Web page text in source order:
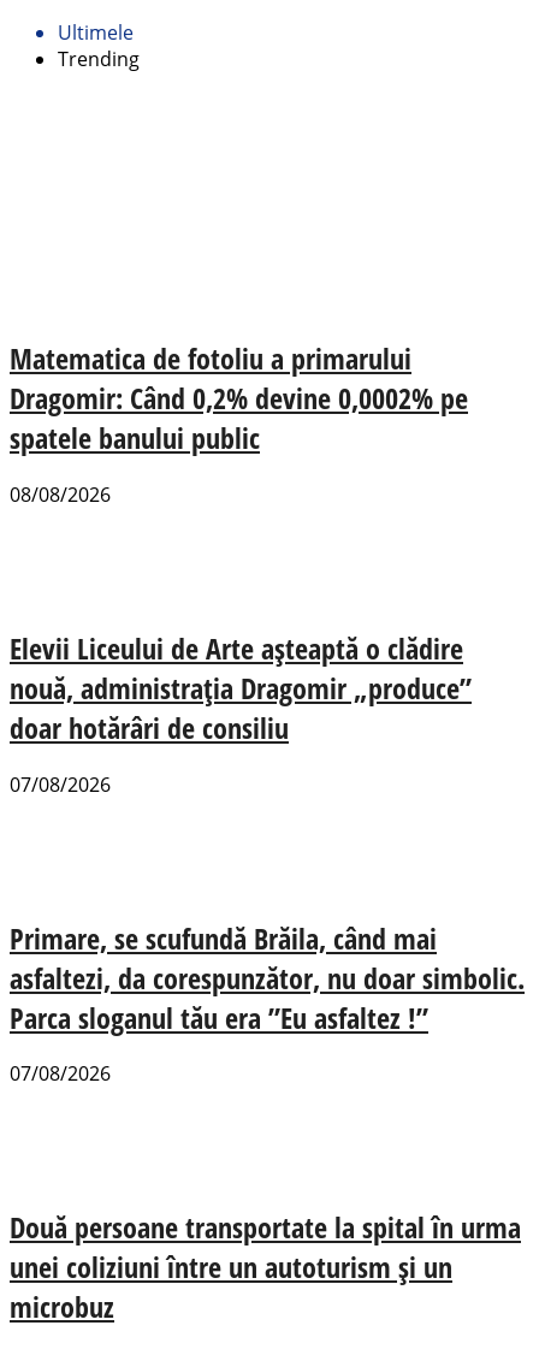
Ultimele
Trending
Matematica de fotoliu a primarului
Dragomir: Când 0,2% devine 0,0002% pe
spatele banului public
08/08/2026
Elevii Liceului de Arte așteaptă o clădire
nouă, administrația Dragomir „produce”
doar hotărâri de consiliu
07/08/2026
Primare, se scufundă Brăila, când mai
asfaltezi, da corespunzător, nu doar simbolic.
Parca sloganul tău era ”Eu asfaltez !”
07/08/2026
Două persoane transportate la spital în urma
unei coliziuni între un autoturism și un
microbuz